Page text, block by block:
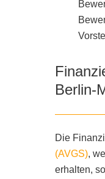
Berlin-
Die
(AVGS),
erhalten,